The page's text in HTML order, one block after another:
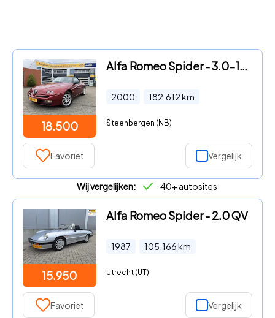
18.500
Alfa Romeo Spider - 3.0-12V V6 | Uniek exemplaar |
2000 182.612km
Steenbergen (NB)
Favoriet Vergelijk
Wij vergelijken: 40+ autosites
15.950
Alfa Romeo Spider - 2.0 QV
1987 105.166km
Utrecht (UT)
Favoriet Vergelijk